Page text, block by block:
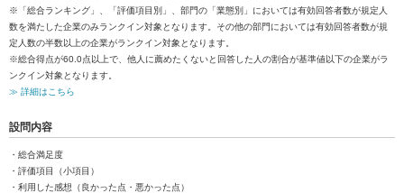
※「総合ランキング」、「評価項目別」、部門の「業態別」においては有効回答者数が規定人
数を満たした企業のみランクイン対象となります。その他の部門においては有効回答者数が規
定人数の半数以上の企業がランクイン対象となります。
※総合得点が60.0点以上で、他人に薦めたくないと回答した人の割合が基準値以下の企業がラ
ンクイン対象となります。
≫ 詳細はこちら
設問内容
・総合満足度
・評価項目（小項目）
・利用した感想（良かった点・悪かった点）